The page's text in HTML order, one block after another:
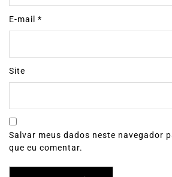
E-mail *
Site
Salvar meus dados neste navegador
que eu comentar.